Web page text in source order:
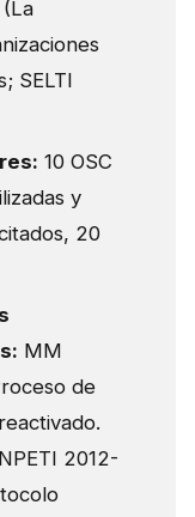
SELTI
10 OSC
y
20
MM
de
2012-